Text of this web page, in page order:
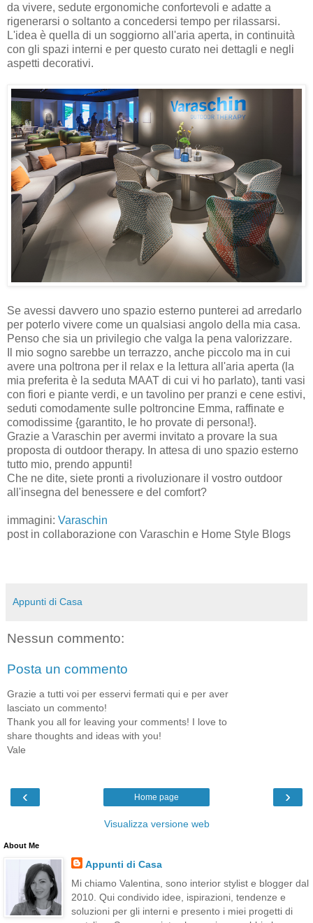
da vivere, sedute ergonomiche confortevoli e adatte a
rigenerarsi o soltanto a concedersi tempo per rilassarsi.
L'idea è quella di un soggiorno all'aria aperta, in continuità
con gli spazi interni e per questo curato nei dettagli e negli
aspetti decorativi.
Se avessi davvero uno spazio esterno punterei ad arredarlo
per poterlo vivere come un qualsiasi angolo della mia casa.
Penso che sia un privilegio che valga la pena valorizzare.
Il mio sogno sarebbe un terrazzo, anche piccolo ma in cui
avere una poltrona per il relax e la lettura all'aria aperta (la
mia preferita è la seduta MAAT di cui vi ho parlato), tanti vasi
con fiori e piante verdi, e un tavolino per pranzi e cene estivi,
seduti comodamente sulle poltroncine Emma, raffinate e
comodissime {garantito, le ho provate di persona!}.
Grazie a Varaschin per avermi invitato a provare la sua
proposta di outdoor therapy. In attesa di uno spazio esterno
tutto mio, prendo appunti!
Che ne dite, siete pronti a rivoluzionare il vostro outdoor
all'insegna del benessere e del comfort?
immagini: Varaschin
post in collaborazione con Varaschin e Home Style Blogs
Appunti di Casa
Nessun commento:
Posta un commento
Grazie a tutti voi per esservi fermati qui e per aver
lasciato un commento!
Thank you all for leaving your comments! I love to
share thoughts and ideas with you!
Vale
‹ ›
Home page
Visualizza versione web
About Me
Appunti di Casa
Mi chiamo Valentina, sono interior stylist e blogger dal
2010. Qui condivido idee, ispirazioni, tendenze e
soluzioni per gli interni e presento i miei progetti di